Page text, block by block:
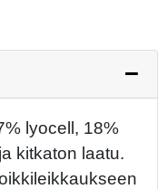
lyocell, 18%
kitkaton laatu.